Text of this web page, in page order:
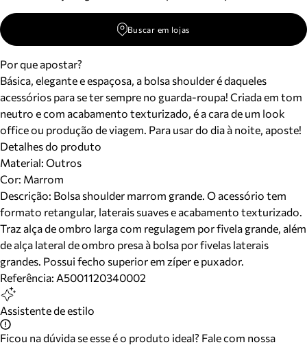
Buscar em lojas
Por que apostar?
Básica, elegante e espaçosa, a bolsa shoulder é daqueles
acessórios para se ter sempre no guarda-roupa! Criada em tom
neutro e com acabamento texturizado, é a cara de um look
office ou produção de viagem. Para usar do dia à noite, aposte!
Detalhes do produto
Material: Outros
Cor: Marrom
Descrição: Bolsa shoulder marrom grande. O acessório tem
formato retangular, laterais suaves e acabamento texturizado.
Traz alça de ombro larga com regulagem por fivela grande, além
de alça lateral de ombro presa à bolsa por fivelas laterais
grandes. Possui fecho superior em zíper e puxador.
Referência: A5001120340002
Assistente de estilo
Ficou na dúvida se esse é o produto ideal? Fale com nossa